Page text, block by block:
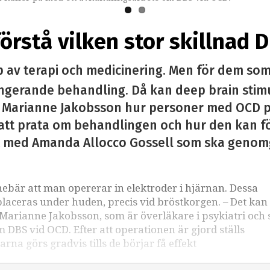
vilken stor skillnad
av terapi och medicinering. Men för dem
behandling. Då kan deep brain
Jakobsson hur personer med
prata om behandlingen och hur den kan
Amanda Allocco Gossell som ska
att man opererar in elektroder i hjärnan. Dessa
under huden, precis vid bröstkorgen. – Det kan
Jakobsson, som är överläkare i psykiatri och
vid OCD. Efter att operationen är gjord ställs
görs gradvis tills de börjar få effekt